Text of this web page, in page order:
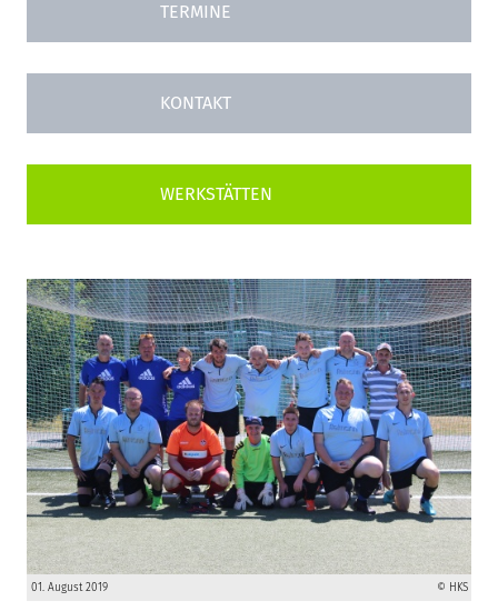
TERMINE
KONTAKT
01. August 2019 © HKS